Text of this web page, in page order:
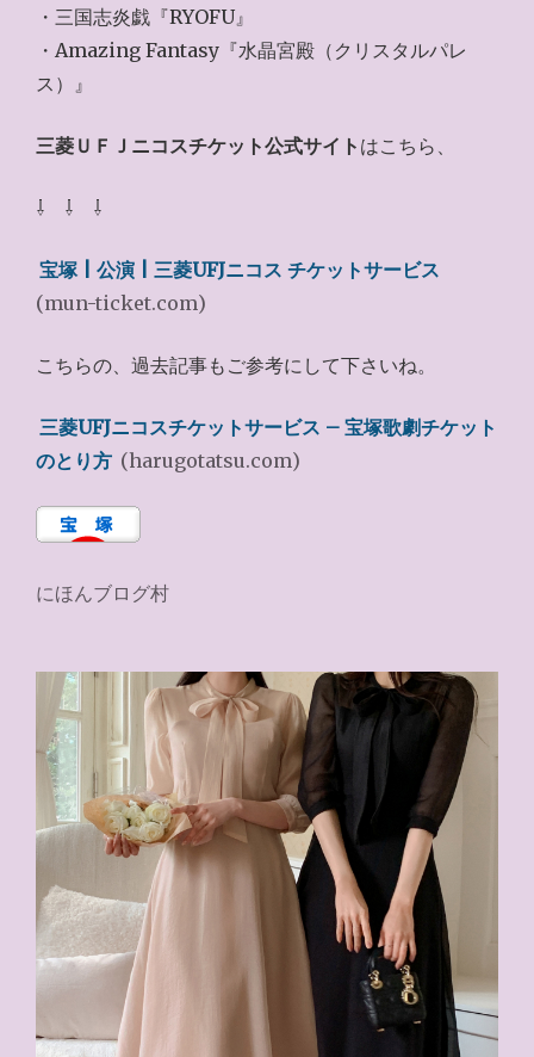
・三国志炎戯『RYOFU』
・Amazing Fantasy『水晶宮殿（クリスタルパレ
ス）』
三菱ＵＦＪニコスチケット公式サイト はこちら、
⇩ ⇩ ⇩
宝塚 | 公演 | 三菱UFJニコス チケットサービス
(mun-ticket.com)
こちらの、過去記事もご参考にして下さいね。
三菱UFJニコスチケットサービス – 宝塚歌劇チケット
のとり方 (harugotatsu.com)
にほんブログ村